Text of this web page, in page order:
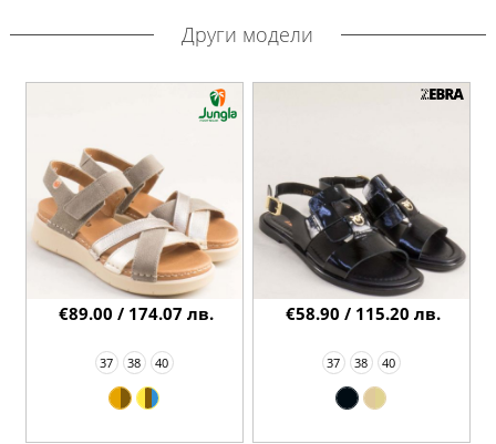
Други модели
37 38 40
€89.00 / 174.07 лв.
37 38 40
€58.90 / 115.20 лв.